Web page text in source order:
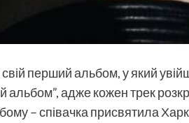
перший альбом, у який
адже кожен трек
– співачка присвятила